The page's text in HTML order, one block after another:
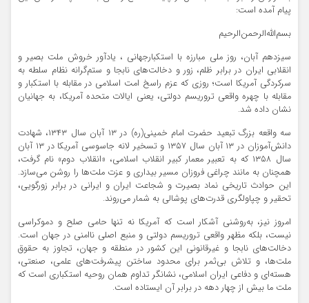
پیام آمده است:
بسم‌الله‌الرحمن‌الرحیم
سیزدهم آبان، روز ملی مبارزه با استکبار‌جهانی ، یادآور خروش ملت بصیر و
انقلابی ایران در برابر ظلم، زور و دخالت‌های نابجا و ستم‌گرانه نظام سلطه به
سرکردگی آمریکا است؛ روزی که عزم راسخ امت اسلامی در مقابله با استکبار و
مقابله با چهره واقعی تروریسم دولتی، یعنی ایالات متحده آمریکا، به جهانیان
نشان داده شد.
سه واقعه بزرگ تبعید حضرت امام خمینی(ره) در ۱۳ آبان سال ۱۳۴۳، شهادت
دانش‌آموزان در ۱۳ آبان سال ۱۳۵۷ و تسخیر لانه جاسوسی آمریکا در ۱۳ آبان
سال ۱۳۵۸ که به تعبیر معمار کبیر انقلاب اسلامی، «انقلاب دوم» نام گرفت،
همچنان به مانند چراغی فروزان مسیر بیداری و عزت ملت‌ها را روشن می‌سازد.
این حوادث تاریخی نماد بصیرت و شجاعت ایران و ایرانی در برابر زورگویی،
تحقیر و چپاولگری قدرت‌های پوشالی‌ به شمار می‌روند.
امروز نیز، به‌روشنی آشکار است که آمریکا نه تنها حامی صلح و دموکراسی
نیست، بلکه مظهر واقعی تروریسم دولتی و منبع اصلی ناامنی در جهان است.
دخالت‌های نابجا و غیرقانونی این کشور در منطقه و جهان، تجاوز به حقوق
ملت‌ها، و تلاش بی‌ثمر برای محدود ساختن پیشرفت‌های علمی، صنعتی،
هسته‌ای و دفاعی ایران اسلامی، نشانگر تداوم همان روحیه استکباری است که
ملت ما بیش از چهار دهه در برابر آن ایستاده است.